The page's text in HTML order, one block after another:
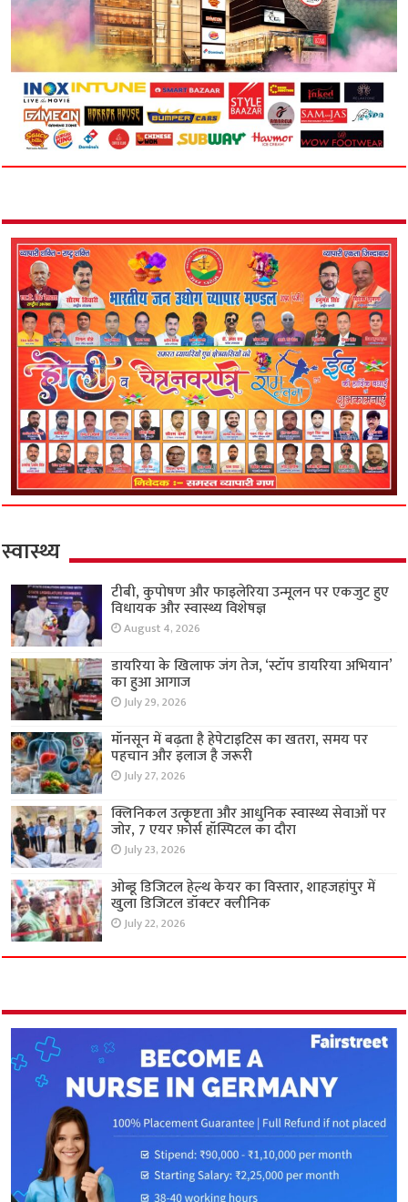
स्वास्थ्य
टीबी, कुपोषण और फाइलेरिया उन्मूलन पर एकजुट हुए
विधायक और स्वास्थ्य विशेषज्ञ
August 4, 2026
डायरिया के खिलाफ जंग तेज, ‘स्टॉप डायरिया अभियान’
का हुआ आगाज
July 29, 2026
मॉनसून में बढ़ता है हेपेटाइटिस का खतरा, समय पर
पहचान और इलाज है जरूरी
July 27, 2026
क्लिनिकल उत्कृष्टता और आधुनिक स्वास्थ्य सेवाओं पर
जोर, 7 एयर फ़ोर्स हॉस्पिटल का दौरा
July 23, 2026
ओब्डू डिजिटल हेल्थ केयर का विस्तार, शाहजहांपुर में
खुला डिजिटल डॉक्टर क्लीनिक
July 22, 2026